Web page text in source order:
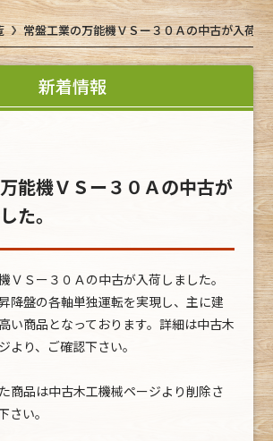
常盤工業の万能機ＶＳー３０Ａの中古が入荷致
新着情報
能機ＶＳー３０Ａの中古が
た。
ＶＳー３０Ａの中古が入荷しました。
降盤の各軸単独運転を実現し、主に建
い商品となっております。詳細は中古木
より、ご確認下さい。
商品は中古木工機械ページより削除さ
さい。